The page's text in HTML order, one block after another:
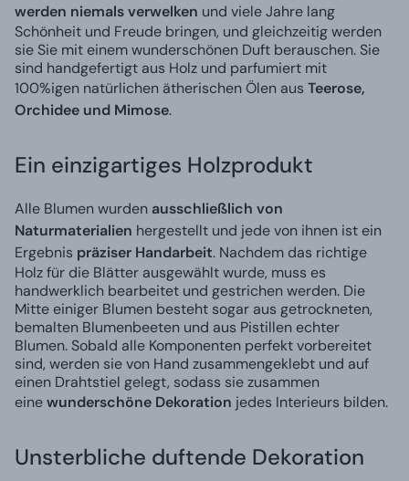
werden niemals verwelken und viele Jahre lang
Schönheit und Freude bringen, und gleichzeitig werden
sie Sie mit einem wunderschönen Duft berauschen. Sie
sind handgefertigt aus Holz und parfumiert mit
100%igen natürlichen ätherischen Ölen aus Teerose,
Orchidee und Mimose.
Ein einzigartiges Holzprodukt
Alle Blumen wurden ausschließlich von
Naturmaterialien hergestellt und jede von ihnen ist ein
Ergebnis präziser Handarbeit. Nachdem das richtige
Holz für die Blätter ausgewählt wurde, muss es
handwerklich bearbeitet und gestrichen werden. Die
Mitte einiger Blumen besteht sogar aus getrockneten,
bemalten Blumenbeeten und aus Pistillen echter
Blumen. Sobald alle Komponenten perfekt vorbereitet
sind, werden sie von Hand zusammengeklebt und auf
einen Drahtstiel gelegt, sodass sie zusammen
einewunderschöne Dekoration jedes Interieurs bilden.
Unsterbliche duftende Dekoration